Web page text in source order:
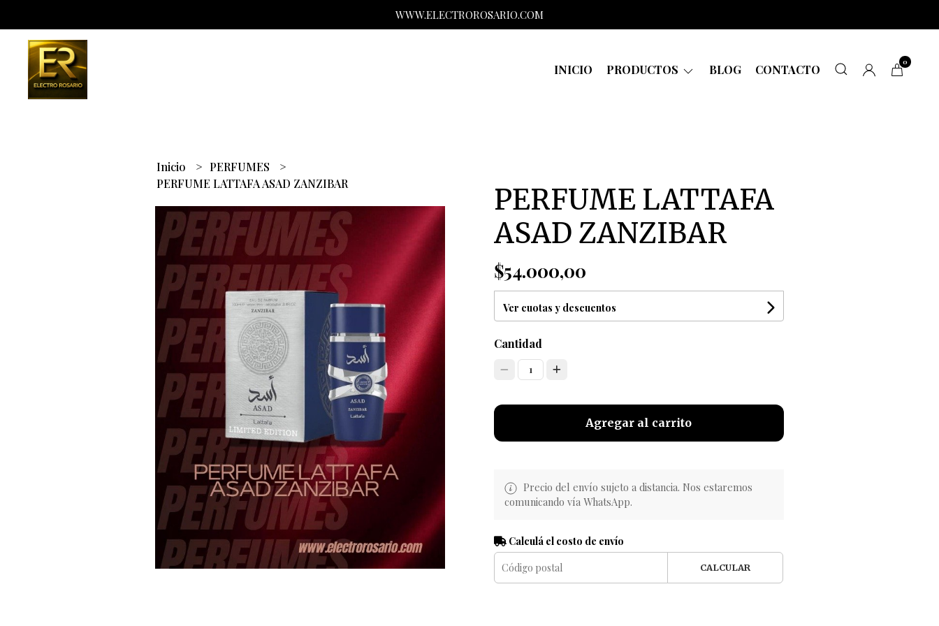
WWW.ELECTROROSARIO.COM
INICIO PRODUCTOS BLOG CONTACTO
0
Inicio
PERFUMES
PERFUME LATTAFA ASAD ZANZIBAR
PERFUME LATTAFA
ASAD ZANZIBAR
$54.000,00
Ver cuotas y descuentos
Cantidad
1
Agregar al carrito
Precio del envío sujeto a distancia. Nos estaremos
comunicando vía WhatsApp.
Calculá el costo de envío
CALCULAR